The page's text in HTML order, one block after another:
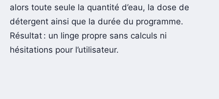
alors toute seule la quantité d’eau, la dose de
détergent ainsi que la durée du programme.
Résultat : un linge propre sans calculs ni
hésitations pour l’utilisateur.